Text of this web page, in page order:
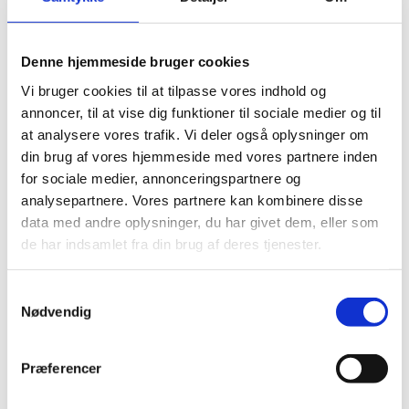
Denne hjemmeside bruger cookies
Vi bruger cookies til at tilpasse vores indhold og
annoncer, til at vise dig funktioner til sociale medier og til
at analysere vores trafik. Vi deler også oplysninger om
din brug af vores hjemmeside med vores partnere inden
for sociale medier, annonceringspartnere og
analysepartnere. Vores partnere kan kombinere disse
data med andre oplysninger, du har givet dem, eller som
de har indsamlet fra din brug af deres tjenester.
Nødvendig
Præferencer
tilvælge Warner Bros film-studierne, for at se The
Det får du for pengene
Informationsmøde
Rejsen tur/retur med fly
Hotelophold inkl. morgenmad
Metrokort med fri kørsel i tuben
Madame Tussaud wax museum
Musical
Hop on/off 24 timer rundt i byen (Londonbus)
Camden Market
Shopping på Oxford Street og Regent Street
Oxford Street
London Eye
Natural history museum